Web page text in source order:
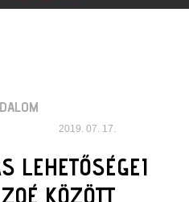
2019. 07. 17.
LEHETŐSÉGEI
KÖZÖTT